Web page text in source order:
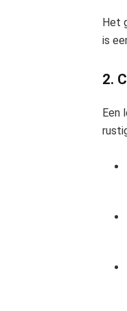
Het
is
2.
Een